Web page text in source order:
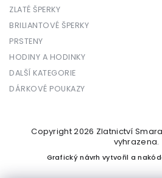
ZLATÉ ŠPERKY
BRILIANTOVÉ ŠPERKY
PRSTENY
HODINY A HODINKY
DALŠÍ KATEGORIE
DÁRKOVÉ POUKAZY
Copyright 2026 Zlatnictví
vyhrazena.
Grafický návrh vytvořil a